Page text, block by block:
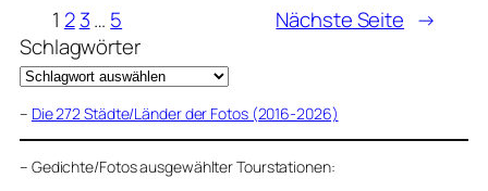
1 2 3… 5 Nächste Seite →
Schlagwörter
– Die 272 Städte/Länder der Fotos (2016-2026)
– Gedichte/Fotos ausgewählter Tourstationen: